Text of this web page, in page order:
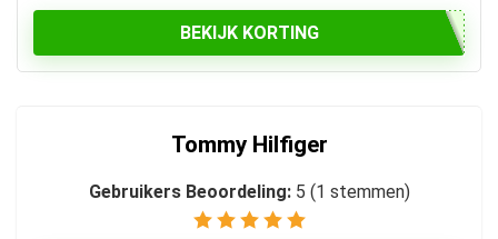
BEKIJK KORTING
Tommy Hilfiger
Gebruikers Beoordeling: 5 (1 stemmen)